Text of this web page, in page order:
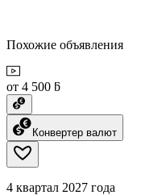
Похожие объявления
от 4 500 ƃ
Конвертер валют
4 квартал 2027 года